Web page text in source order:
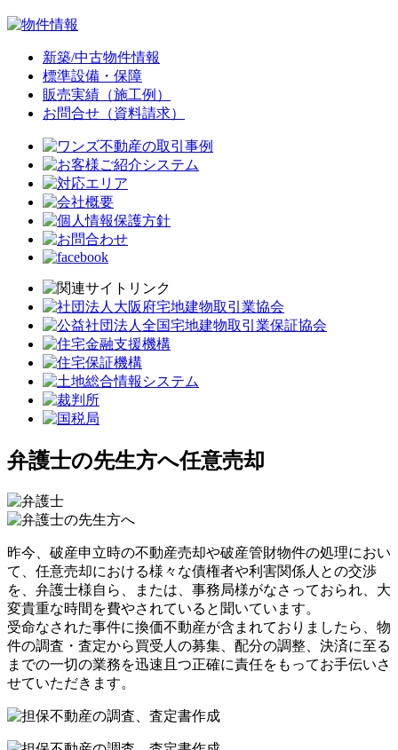
新築/中古物件情報
標準設備・保障
販売実績（施工例）
お問合せ（資料請求）
弁護士の先生方へ任意売却
昨今、破産申立時の不動産売却や破産管財物件の処理におい
て、任意売却における様々な債権者や利害関係人との交渉
を、弁護士様自ら、または、事務局様がなさっておられ、大
変貴重な時間を費やされていると聞いています。
受命なされた事件に換価不動産が含まれておりましたら、物
件の調査・査定から買受人の募集、配分の調整、決済に至る
までの一切の業務を迅速且つ正確に責任をもってお手伝いさ
せていただきます。